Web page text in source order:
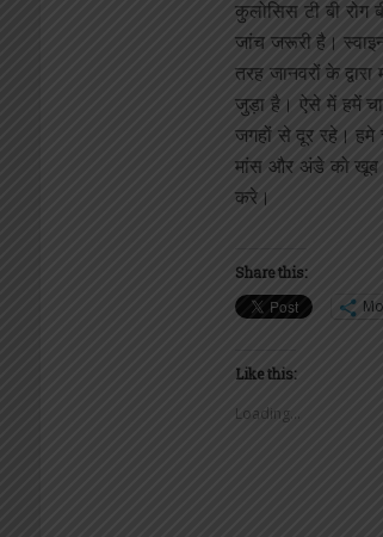
कुलोसिस टी बी
जांच जरूरी है।
तरह जानवरों के
जुड़ा है। ऐसे में हमें
जगहों से दूर रहे। हमे
मांस और अंडे को खूब
करे।
Share this:
Like this:
Loading...